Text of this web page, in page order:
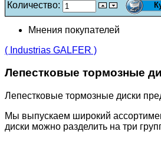
Количество:
Мнения покупателей
( Industrias GALFER )
Лепестковые тормозные
Лепестковые тормозные диски
Мы выпускаем широкий
диски можно разделить на три